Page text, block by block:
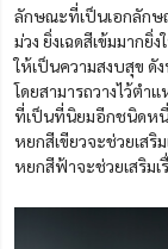
ลักษณะที่เป็นเอกลักษ
ม่วง ยิ่งเฉดสีเข้มมาก
ให้เป็นความสงบสุข
โดยสามารถวางไว้ตำ
ที่เป็นที่นิยมอีกชนิดหนึ่
หยกสีเขียวจะช่วยเสริ
หยกสีฟ้าจะช่วยเสริม